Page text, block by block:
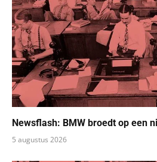
Newsflash: BMW broedt op een
5 augustus 2026